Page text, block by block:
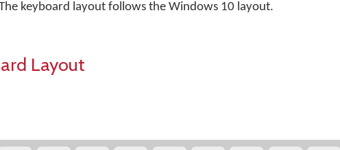
keyboard layout follows the Windows 10 layout.
Layout